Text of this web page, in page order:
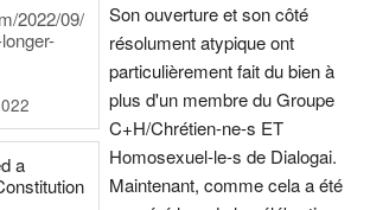
2022/09/
a
Son ouverture et son côté
résolument atypique ont
particulièrement fait du bien à
plus d'un membre du Groupe
C+H/Chrétien-ne-s ET
Homosexuel-le-s de Dialogai.
Maintenant, comme cela a été